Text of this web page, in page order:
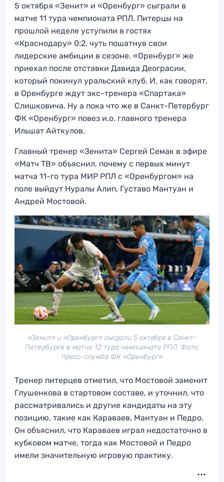
5 октября «Зенит» и «Оренбург» сыграли в
матче 11 тура чемпионата РПЛ. Питерцы на
прошлой неделе уступили в гостях
«Краснодару» 0:2, чуть пошатнув свои
лидерские амбиции в сезоне. «Оренбург» же
приехал после отставки Давида Деограсии,
который покинул уральский клуб. И, как говорят,
в Оренбурге ждут экс-тренера «Спартака»
Слишковича. Ну а пока что же в Санкт-Петербург
ФК «Оренбург» повез и.о. главного тренера
Ильшат Айткулов.
Главный тренер «Зенита» Сергей Семак в эфире
«Матч ТВ» объяснил, почему с первых минут
матча 11-го тура МИР РПЛ с «Оренбургом» на
поле выйдут Нуралы Алип, Густаво Мантуан и
Андрей Мостовой.
«Зенит» и «Оренбург» сыграли 5 октября в Санкт-
Петербурге в матче 12 тура чемпионата РПЛ. Фото:
пресс-служба ФК «Оренбург»
Тренер питерцев отметил, что Мостовой заменит
Глушенкова в стартовом составе, и уточнил, что
рассматривались и другие кандидаты на эту
позицию, такие как Караваев, Мантуан и Педро.
Он объяснил, что Караваев играл недостаточно в
кубковом матче, тогда как Мостовой и Педро
имели значительную игровую практику.